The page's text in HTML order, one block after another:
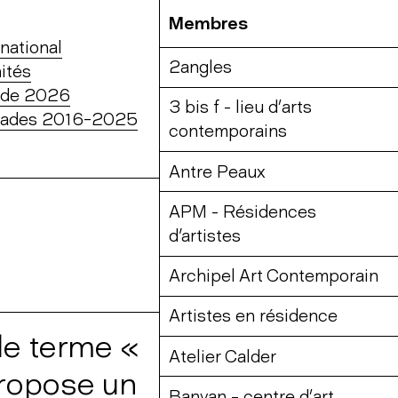
2026
2016-2025
terme «
un
Membres
2angles
3 bis f - lieu d’arts
contemporains
Antre Peaux
APM - Résidences
d'artistes
Archipel Art Contemporain
Artistes en résidence
Atelier Calder